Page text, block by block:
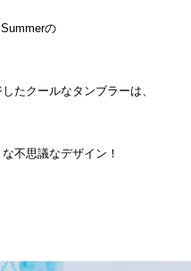
の
たクールなタンブラーは、
不思議なデザイン！